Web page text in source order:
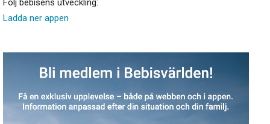
Följ bebisens utveckling:
Ladda ner appen